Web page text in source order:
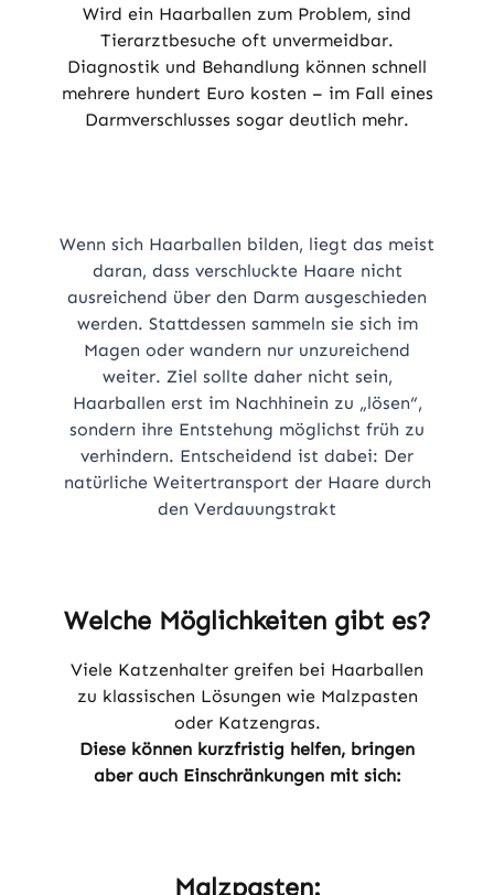
Wird ein Haarballen zum Problem, sind
Tierarztbesuche oft unvermeidbar.
Diagnostik und Behandlung können schnell
mehrere hundert Euro kosten – im Fall eines
Darmverschlusses sogar deutlich mehr.
Wenn sich Haarballen bilden, liegt das meist
daran, dass verschluckte Haare nicht
ausreichend über den Darm ausgeschieden
werden. Stattdessen sammeln sie sich im
Magen oder wandern nur unzureichend
weiter. Ziel sollte daher nicht sein,
Haarballen erst im Nachhinein zu „lösen“,
sondern ihre Entstehung möglichst früh zu
verhindern. Entscheidend ist dabei: Der
natürliche Weitertransport der Haare durch
den Verdauungstrakt
Welche Möglichkeiten gibt es?
Viele Katzenhalter greifen bei Haarballen
zu klassischen Lösungen wie Malzpasten
oder Katzengras.
Diese können kurzfristig helfen, bringen
aber auch Einschränkungen mit sich:
Malzpasten: